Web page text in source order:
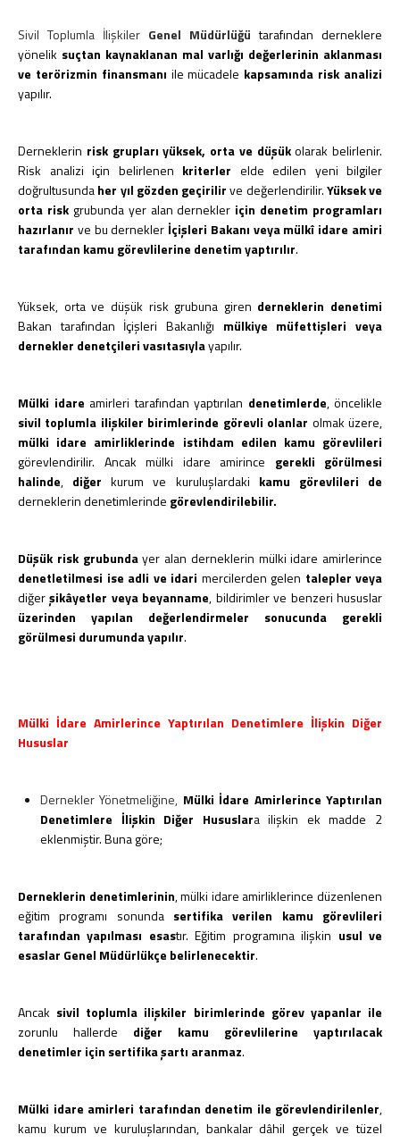
Sivil Toplumla İlişkiler Genel Müdürlüğü tarafından derneklere
yönelik suçtan kaynaklanan mal varlığı değerlerinin aklanması
ve terörizmin finansmanı ile mücadele kapsamında risk analizi
yapılır.
Derneklerin risk grupları yüksek, orta ve düşükolarak belirlenir.
Risk analizi için belirlenen kriterler elde edilen yeni bilgiler
doğrultusundaher yıl gözden geçirilirve değerlendirilir.Yüksek ve
orta riskgrubunda yer alan dernekler için denetim programları
hazırlanır ve bu dernekler İçişleri Bakanı veya mülkî idare amiri
tarafından kamu görevlilerine denetim yaptırılır.
Yüksek, orta ve düşük risk grubuna giren derneklerin denetimi
Bakan tarafından İçişleri Bakanlığı mülkiye müfettişleri veya
dernekler denetçileri vasıtasıylayapılır.
Mülki idare amirleri tarafından yaptırılan denetimlerde, öncelikle
sivil toplumla ilişkiler birimlerinde görevli olanlar olmak üzere,
mülki idare amirliklerinde istihdam edilen kamu görevlileri
görevlendirilir. Ancak mülki idare amirince gerekli görülmesi
halinde, diğer kurum ve kuruluşlardaki kamu görevlileri de
derneklerin denetimlerinde görevlendirilebilir.
Düşük risk grubundayer alan derneklerin mülki idare amirlerince
denetletilmesi ise adli ve idari mercilerden gelen talepler veya
diğerşikâyetler veya beyanname, bildirimler ve benzeri hususlar
üzerinden yapılan değerlendirmeler sonucunda gerekli
görülmesi durumunda yapılır.
Mülki İdare Amirlerince Yaptırılan Denetimlere İlişkin Diğer
Hususlar
Dernekler Yönetmeliğine, Mülki İdare Amirlerince Yaptırılan
Denetimlere İlişkin Diğer Hususlara ilişkin ek madde 2
eklenmiştir. Buna göre;
Derneklerin denetimlerinin, mülki idare amirliklerince düzenlenen
eğitim programı sonunda sertifika verilen kamu görevlileri
tarafından yapılması esastır. Eğitim programına ilişkin usul ve
esaslar Genel Müdürlükçe belirlenecektir.
Ancak sivil toplumla ilişkiler birimlerinde görev yapanlar ile
zorunlu hallerde diğer kamu görevlilerine yaptırılacak
denetimler için sertifika şartı aranmaz.
Mülki idare amirleri tarafından denetim ile görevlendirilenler,
kamu kurum ve kuruluşlarından, bankalar dâhil gerçek ve tüzel